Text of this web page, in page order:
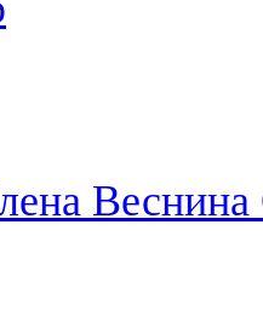
Веснина